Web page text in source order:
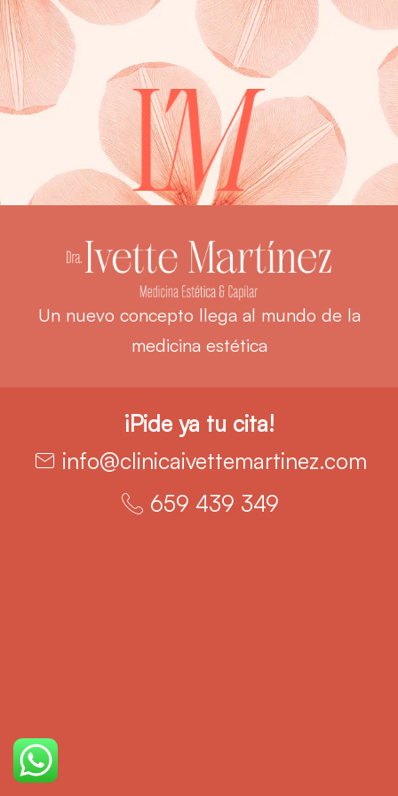
Un nuevo concepto llega al mundo de la
medicina estética
¡Pide ya tu cita!
info@clinicaivettemartinez.com
659 439 349